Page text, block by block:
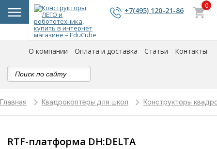
+7(495) 120-21-86
0
О компании Оплата и доставка Статьи Контакты
Главная Квадрокоптеры для школ Конструкторы
RTF-платформа DH:DELTA